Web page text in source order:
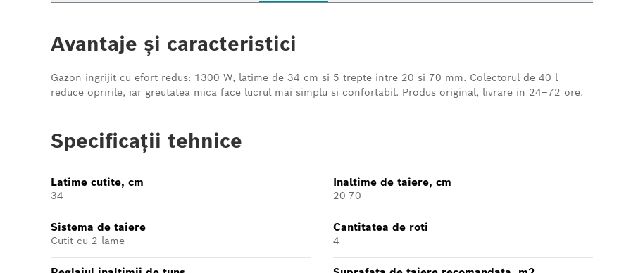
Avantaje și caracteristici
Gazon ingrijit cu efort redus: 1300 W, latime de 34 cm si 5 trepte intre 20 si 70 mm. Colectorul de 40 l
reduce opririle, iar greutatea mica face lucrul mai simplu si confortabil. Produs original, livrare in 24–72 ore.
Specificații tehnice
Latime cutite, cm
34
Inaltime de taiere, cm
20-70
Sistema de taiere
Cutit cu 2 lame
Cantitatea de roti
4